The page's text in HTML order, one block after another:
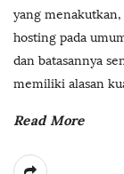
yang menakutkan,
hosting pada
dan batasannya
memiliki alasan
Read More